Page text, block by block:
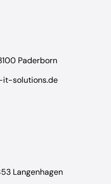
Paderborn
it-solutions.de
Langenhagen